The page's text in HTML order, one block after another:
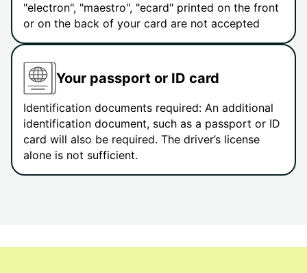
"electron", "maestro", "ecard" printed on the front
or on the back of your card are not accepted
Your passport or ID card
Identification documents required: An additional
identification document, such as a passport or ID
card will also be required. The driver’s license
alone is not sufficient.